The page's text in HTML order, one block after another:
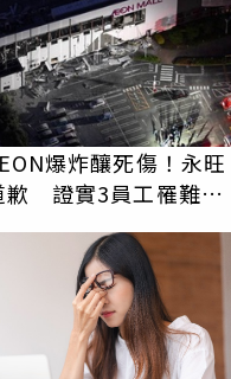
爆炸釀死傷！永旺
歉 證實3員工罹難、